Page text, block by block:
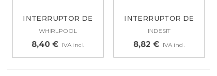
INTERRUPTOR DE
WHIRLPOOL 6...
WHIRLPOOL
8,40 € IVA incl.
INTERRUPTOR DE
LAVADO INDESIT,...
INDESIT
8,82 € IVA incl.